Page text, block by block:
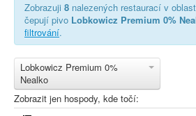
Zobrazuji 8 nalezených restaurací v
čepují pivo Lobkowicz Premium 0%
filtrování.
Lobkowicz Premium 0%
Nealko
Zobrazit jen hospody, kde točí: